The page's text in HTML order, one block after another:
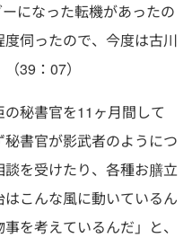
になった転機があったの
伺ったので、今度は古川
39：07）
の秘書官を11ヶ月間して
書官が影武者のようにつ
を受けたり、各種お膳立
こんな風に動いているん
を考えているんだ」と、